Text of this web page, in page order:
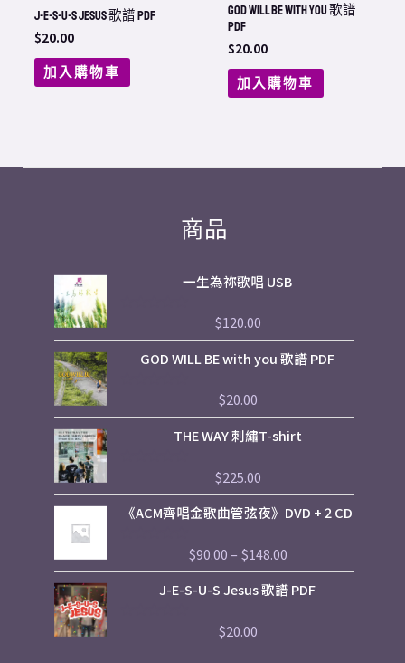
J-E-S-U-S Jesus 歌譜 PDF
$20.00
加入購物車
GOD WILL BE with you 歌譜
PDF
$20.00
加入購物車
商品
一生為祢歌唱 USB
$120.00
GOD WILL BE with you 歌譜 PDF
$20.00
THE WAY 刺繡T-shirt
滿
$225.00
《ACM齊唱金歌曲管弦夜》DVD + 2 CD
$90.00– $148.00
range:
through
$148.00
J-E-S-U-S Jesus 歌譜 PDF
$20.00